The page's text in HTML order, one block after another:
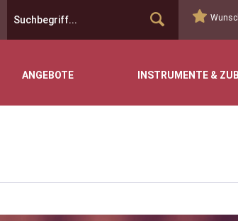
ANGEBOTE INSTRUMENTE &